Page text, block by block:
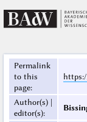
Permalink
to this
page:
Author(s) |
editor(s):